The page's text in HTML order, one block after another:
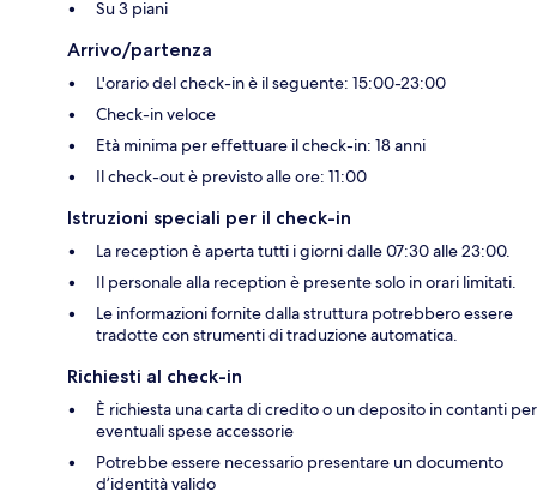
Su 3 piani
Arrivo/partenza
L'orario del check-in è il seguente: 15:00-23:00
Check-in veloce
Età minima per effettuare il check-in: 18 anni
Il check-out è previsto alle ore: 11:00
Istruzioni speciali per il check-in
La reception è aperta tutti i giorni dalle 07:30 alle 23:00.
Il personale alla reception è presente solo in orari limitati.
Le informazioni fornite dalla struttura potrebbero essere
tradotte con strumenti di traduzione automatica.
Richiesti al check-in
È richiesta una carta di credito o un deposito in contanti per
eventuali spese accessorie
Potrebbe essere necessario presentare un documento
d’identità valido